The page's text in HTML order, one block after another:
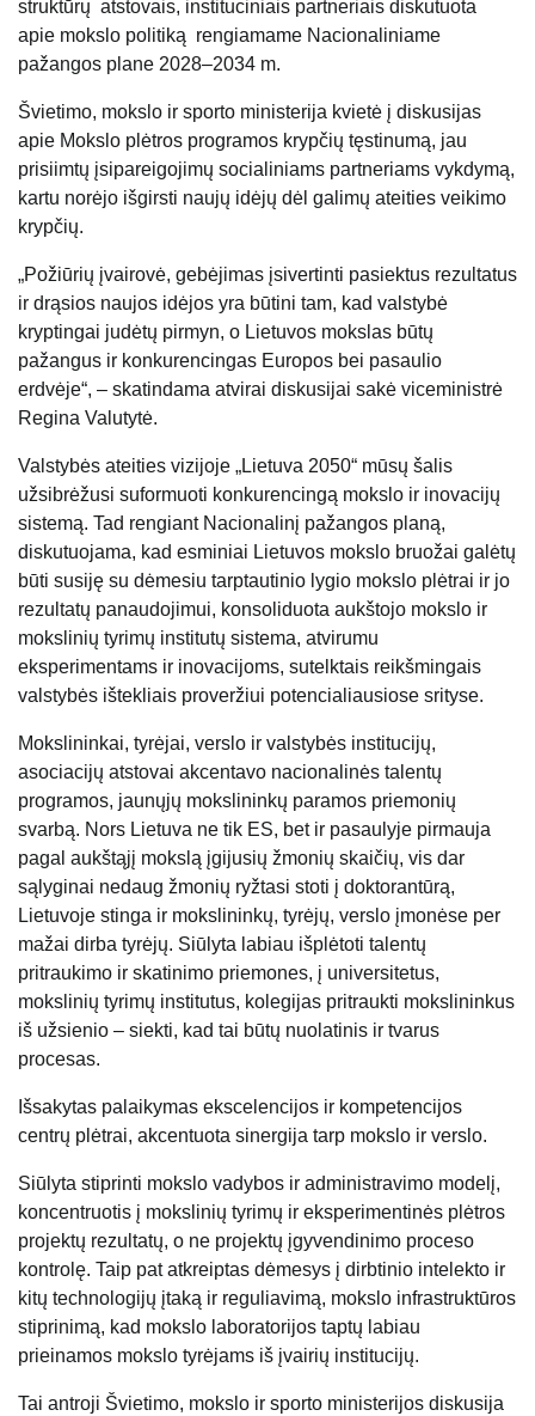
struktūrų atstovais, instituciniais partneriais diskutuota
apie mokslo politiką rengiamame Nacionaliniame
pažangos plane 2028–2034 m.
Švietimo, mokslo ir sporto ministerija kvietė į diskusijas
apie Mokslo plėtros programos krypčių tęstinumą, jau
prisiimtų įsipareigojimų socialiniams partneriams vykdymą,
kartu norėjo išgirsti naujų idėjų dėl galimų ateities veikimo
krypčių.
„Požiūrių įvairovė, gebėjimas įsivertinti pasiektus rezultatus
ir drąsios naujos idėjos yra būtini tam, kad valstybė
kryptingai judėtų pirmyn, o Lietuvos mokslas būtų
pažangus ir konkurencingas Europos bei pasaulio
erdvėje“, – skatindama atvirai diskusijai sakė viceministrė
Regina Valutytė.
Valstybės ateities vizijoje „Lietuva 2050“ mūsų šalis
užsibrėžusi suformuoti konkurencingą mokslo ir inovacijų
sistemą. Tad rengiant Nacionalinį pažangos planą,
diskutuojama, kad esminiai Lietuvos mokslo bruožai galėtų
būti susiję su dėmesiu tarptautinio lygio mokslo plėtrai ir jo
rezultatų panaudojimui, konsoliduota aukštojo mokslo ir
mokslinių tyrimų institutų sistema, atvirumu
eksperimentams ir inovacijoms, sutelktais reikšmingais
valstybės ištekliais proveržiui potencialiausiose srityse.
Mokslininkai, tyrėjai, verslo ir valstybės institucijų,
asociacijų atstovai akcentavo nacionalinės talentų
programos, jaunųjų mokslininkų paramos priemonių
svarbą. Nors Lietuva ne tik ES, bet ir pasaulyje pirmauja
pagal aukštąjį mokslą įgijusių žmonių skaičių, vis dar
sąlyginai nedaug žmonių ryžtasi stoti į doktorantūrą,
Lietuvoje stinga ir mokslininkų, tyrėjų, verslo įmonėse per
mažai dirba tyrėjų. Siūlyta labiau išplėtoti talentų
pritraukimo ir skatinimo priemones, į universitetus,
mokslinių tyrimų institutus, kolegijas pritraukti mokslininkus
iš užsienio – siekti, kad tai būtų nuolatinis ir tvarus
procesas.
Išsakytas palaikymas ekscelencijos ir kompetencijos
centrų plėtrai, akcentuota sinergija tarp mokslo ir verslo.
Siūlyta stiprinti mokslo vadybos ir administravimo modelį,
koncentruotis į mokslinių tyrimų ir eksperimentinės plėtros
projektų rezultatų, o ne projektų įgyvendinimo proceso
kontrolę. Taip pat atkreiptas dėmesys į dirbtinio intelekto ir
kitų technologijų įtaką ir reguliavimą, mokslo infrastruktūros
stiprinimą, kad mokslo laboratorijos taptų labiau
prieinamos mokslo tyrėjams iš įvairių institucijų.
Tai antroji Švietimo, mokslo ir sporto ministerijos diskusija